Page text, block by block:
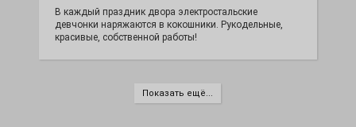
В каждый праздник двора электростальские
девчонки наряжаются в кокошники. Рукодельные,
красивые, собственной работы!
Показать ещё...